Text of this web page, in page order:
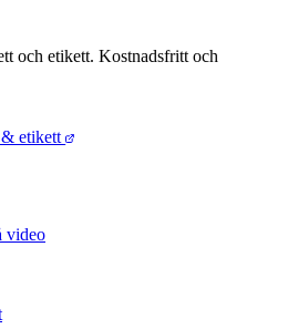
och etikett. Kostnadsfritt och
etikett
video